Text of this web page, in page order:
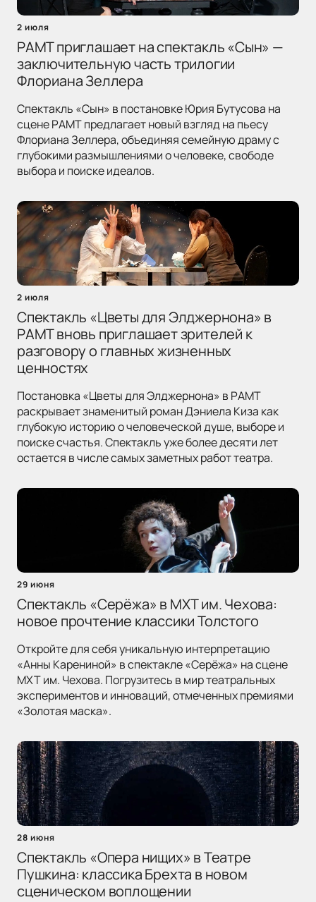
2 июля
РАМТ приглашает на спектакль «Сын» —
заключительную часть трилогии
Флориана Зеллера
Спектакль «Сын» в постановке Юрия Бутусова на
сцене РАМТ предлагает новый взгляд на пьесу
Флориана Зеллера, объединяя семейную драму с
глубокими размышлениями о человеке, свободе
выбора и поиске идеалов.
2 июля
Спектакль «Цветы для Элджернона» в
РАМТ вновь приглашает зрителей к
разговору о главных жизненных
ценностях
Постановка «Цветы для Элджернона» в РАМТ
раскрывает знаменитый роман Дэниела Киза как
глубокую историю о человеческой душе, выборе и
поиске счастья. Спектакль уже более десяти лет
остается в числе самых заметных работ театра.
29 июня
Спектакль «Серёжа» в МХТ им. Чехова:
новое прочтение классики Толстого
Откройте для себя уникальную интерпретацию
«Анны Карениной» в спектакле «Серёжа» на сцене
МХТ им. Чехова. Погрузитесь в мир театральных
экспериментов и инноваций, отмеченных премиями
«Золотая маска».
28 июня
Спектакль «Опера нищих» в Театре
Пушкина: классика Брехта в новом
сценическом воплощении